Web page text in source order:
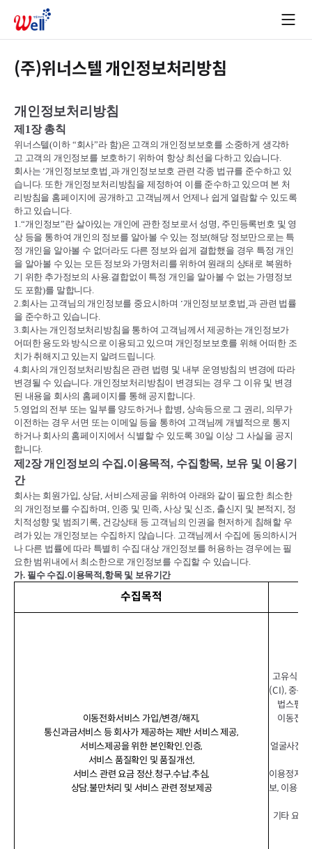
(주)위너스텔 개인정보처리방침
개인정보처리방침
제 1장 총칙
위너스텔(이하 “회사”라 함)은 고객의 개인정보보호를 소중하게 생각하
고 고객의 개인정보를 보호하기 위하여 항상 최선을 다하고 있습니다.
회사는 ˹개인정보보호법 과 개인정보보호 관련 각종 법규를 준수하고 있
습니다. 또한 개인정보처리방침을 제정하여 이를 준수하고 있으며 본 처
리방침을 홈페이지에 공개하고 고객님께서 언제나 쉽게 열람할 수 있도록
하고 있습니다.
1.“개인정보”란 살아있는 개인에 관한 정보로서 성명, 주민등록번호 및 영
상 등을 통하여 개인의 정보를 알아볼 수 있는 정보(해당 정보만으로는 특
정 개인을 알아볼 수 없더라도 다른 정보와 쉽게 결합했을 경우 특정 개인
을 알아볼 수 있는 모든 정보와 가명처리를 위하여 원래의 상태로 복원하
기 위한 추가정보의 사용.결합없이 특정 개인을 알아볼 수 없는 가명정보
도 포함)를 말합니다.
2.회사는 고객님의 개인정보를 중요시하며 ˹개인정보보호법 ˼과 관련 법률
을 준수하고 있습니다.
3.회사는 개인정보처리방침을 통하여 고객님께서 제공하는 개인정보가
어떠한 용도와 방식으로 이용되고 있으며 개인정보보호를 위해 어떠한 조
치가 취해지고 있는지 알려드립니다.
4.회사의 개인정보처리방침은 관련 법령 및 내부 운영방침의 변경에 따라
변경될 수 있습니다. 개인정보처리방침이 변경되는 경우 그 이유 및 변경
된 내용을 회사의 홈페이지를 통해 공지합니다.
5.영업의 전부 또는 일부를 양도하거나 합병, 상속등으로 그 권리, 의무가
이전하는 경우 서면 또는 이메일 등을 통하여 고객님께 개별적으로 통지
하거나 회사의 홈페이지에서 식별할 수 있도록30일 이상 그 사실을 공지
합니다.
제 2장 개인정보의 수집.이용목적, 수집항목, 보유 및 이용기
간
회사는 회원가입,상담,서비스제공을 위하여 아래와 같이 필요한 최소한
의 개인정보를 수집하며, 인종 및 민족,사상 및 신조, 출신지 및 본적지, 정
치적성향 및 범죄기록, 건강상태 등 고객님의 인권을 현저하게 침해할 우
려가 있는 개인정보는 수집하지 않습니다. 고객님께서 수집에 동의하시거
나 다른 법률에 따라 특별히 수집 대상 개인정보를 허용하는 경우에는 필
요한 범위내에서 최소한으로 개인정보를 수집할 수 있습니다.
가. 필수 수집 .이용목적,항목 및 보유기간
수집목적
이동전화서비스 가입/변경/해지,
통신과금서비스 등 회사가 제공하는 제반 서비스 제공,
서비스제공을 위한 본인확인.인증,
서비스 품질확인 및 품질개선,
서비스 관련 요금 정산.청구.수납.추심,
상담.불만처리 및 서비스 관련 정보제공
고유식별
(CI), 중복
법스팸,
이동전
얼굴사진(
이용정지
보, 이용컨
기타 요금